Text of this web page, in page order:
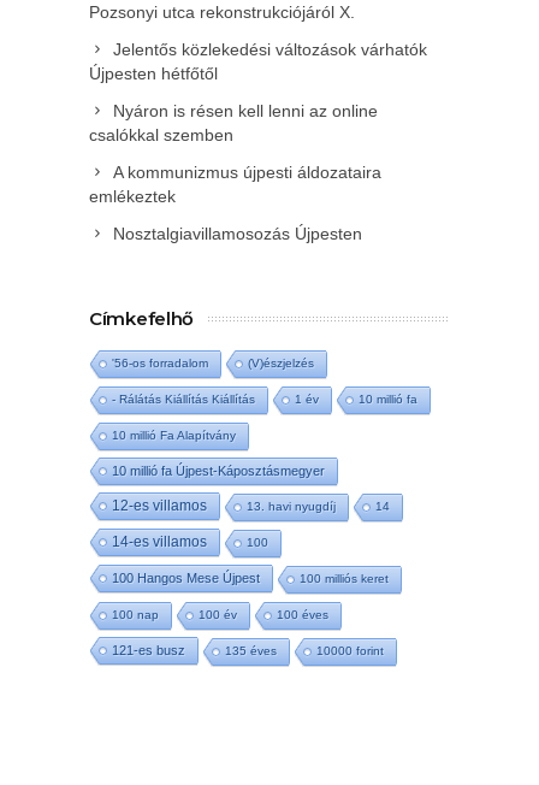
Pozsonyi utca rekonstrukciójáról X.
Jelentős közlekedési változások várhatók
Újpesten hétfőtől
Nyáron is résen kell lenni az online
csalókkal szemben
A kommunizmus újpesti áldozataira
emlékeztek
Nosztalgiavillamosozás Újpesten
Címkefelhő
'56-os forradalom (V)észjelzés
- Rálátás Kiállítás Kiállítás 1 év 10 millió fa
10 millió Fa Alapítvány
10 millió fa Újpest-Káposztásmegyer
12-es villamos 13. havi nyugdíj 14
14-es villamos 100
100 Hangos Mese Újpest 100 milliós keret
100 nap 100 év 100 éves
121-es busz 135 éves 10000 forint